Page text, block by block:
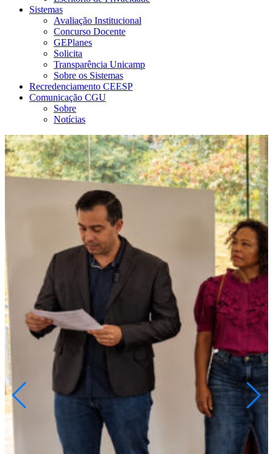
Sistemas
Avaliação Institucional
Concurso Docente
GEPlanes
Solicita
Transparência Unicamp
Sobre os Sistemas
Recredenciamento CEESP
Comunicação CGU
Sobre
Notícias